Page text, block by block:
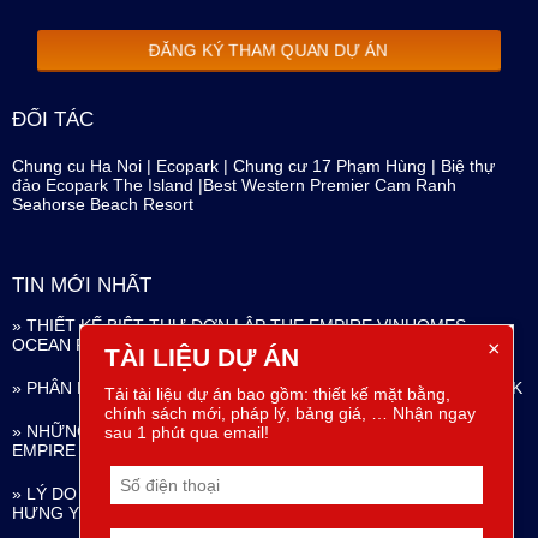
ĐĂNG KÝ THAM QUAN DỰ ÁN
ĐỐI TÁC
Chung cu Ha Noi | Ecopark | Chung cư 17 Phạm Hùng | Biệ thự
đảo Ecopark The Island |Best Western Premier Cam Ranh
Seahorse Beach Resort
TIN MỚI NHẤT
» THIẾT KẾ BIỆT THỰ ĐƠN LẬP THE EMPIRE VINHOMES
OCEAN PARK
» PHÂN KHU NGỌC TRAI THE EMPIRE VINHOMES OCEAN PARK
» NHỮNG ĐẶC QUYỀN SỐNG GIỮA KỲ QUAN ĐÔ THỊ THE
EMPIRE VINHOMES OCEAN PARK
» LÝ DO NÊN CHỌN THE EMPIRE VINHOMES OCEAN PARK
HƯNG YÊN
TÀI LIỆU DỰ ÁN
Tải tài liệu dự án bao gồm: thiết kế mặt bằng,
chính sách mới, pháp lý, bảng giá, … Nhận ngay
sau 1 phút qua email!
×